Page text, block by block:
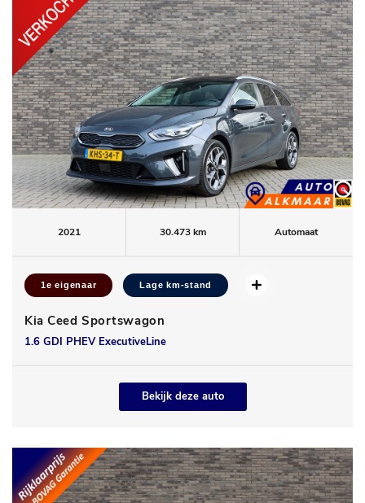
2021 30.473 km Automaat
1e eigenaar Lage km-stand
Kia Ceed Sportswagon
1.6 GDI PHEV ExecutiveLine
Bekijk deze auto